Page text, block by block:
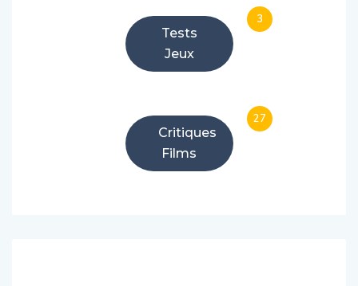
Tests
Jeux
3
Critiques
Films
27